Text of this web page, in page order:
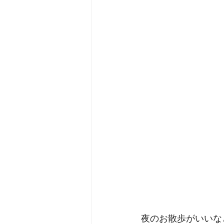
夜のお散歩がいい